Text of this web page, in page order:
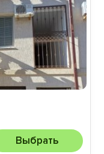
Выбрать